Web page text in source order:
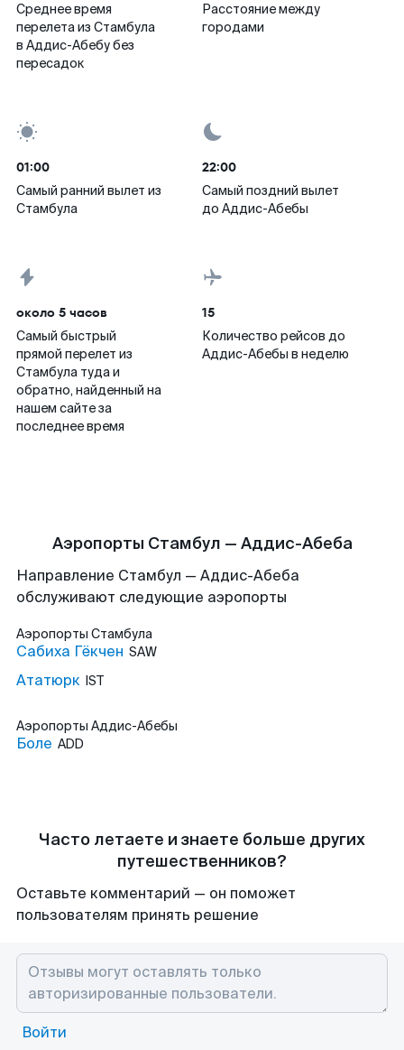
Среднее время
перелета из Стамбула
в Аддис-Абебу без
пересадок
Расстояние между
городами
01:00
Самый ранний вылет из
Стамбула
22:00
Самый поздний вылет
до Аддис-Абебы
около 5 часов
Самый быстрый
прямой перелет из
Стамбула туда и
обратно, найденный на
нашем сайте за
последнее время
15
Количество рейсов до
Аддис-Абебы в неделю
Аэропорты Стамбул — Аддис-Абеба
Направление Стамбул — Аддис-Абеба
обслуживают следующие аэропорты
Аэропорты Стамбула
Сабиха Гёкчен SAW
Ататюрк IST
Аэропорты Аддис-Абебы
Боле ADD
Часто летаете и знаете больше других
путешественников?
Оставьте комментарий — он поможет
пользователям принять решение
Войти